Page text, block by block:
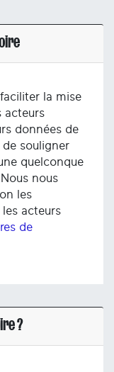
la mise
acteurs
données de
souligner
quelconque
nous
les
acteurs
de
?